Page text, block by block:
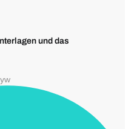
und das